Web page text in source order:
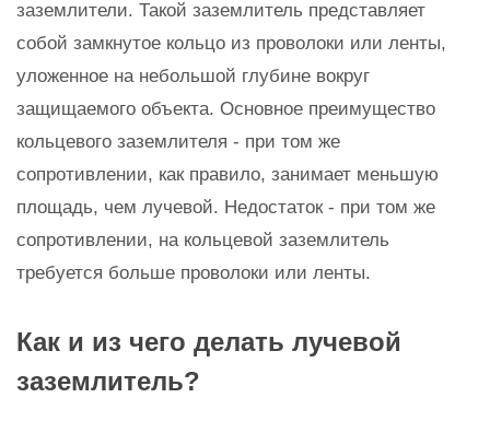
заземлители. Такой заземлитель представляет
собой замкнутое кольцо из проволоки или ленты,
уложенное на небольшой глубине вокруг
защищаемого объекта. Основное преимущество
кольцевого заземлителя - при том же
сопротивлении, как правило, занимает меньшую
площадь, чем лучевой. Недостаток - при том же
сопротивлении, на кольцевой заземлитель
требуется больше проволоки или ленты.
Как и из чего делать лучевой
заземлитель?